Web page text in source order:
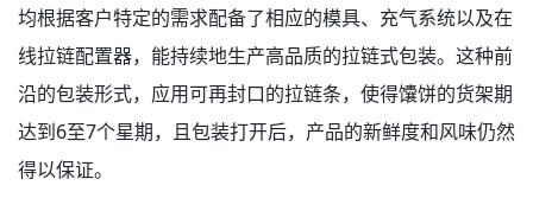
均根据客户特定的需求配备了相应的模具、充气系统以及在
线拉链配置器，能持续地生产高品质的拉链式包装。这种前
沿的包装形式，应用可再封口的拉链条，使得馕饼的货架期
达到6至7个星期，且包装打开后，产品的新鲜度和风味仍然
得以保证。